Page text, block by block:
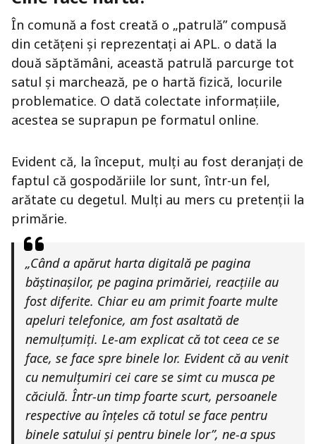
În comună a fost creată o „patrulă” compusă
din cetățeni și reprezentați ai APL. o dată la
două săptămâni, această patrulă parcurge tot
satul și marchează, pe o hartă fizică, locurile
problematice. O dată colectate informațiile,
acestea se suprapun pe formatul online.
Evident că, la început, mulți au fost deranjați de
faptul că gospodăriile lor sunt, într-un fel,
arătate cu degetul. Mulți au mers cu pretenții la
primărie.
„Când a apărut harta digitală pe pagina
băștinașilor, pe pagina primăriei, reacțiile au
fost diferite. Chiar eu am primit foarte multe
apeluri telefonice, am fost asaltată de
nemulțumiți. Le-am explicat că tot ceea ce se
face, se face spre binele lor. Evident că au venit
cu nemulțumiri cei care se simt cu musca pe
căciulă. Într-un timp foarte scurt, persoanele
respective au înțeles că totul se face pentru
binele satului și pentru binele lor”, ne-a spus